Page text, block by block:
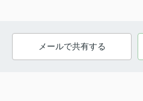
メールで共有する